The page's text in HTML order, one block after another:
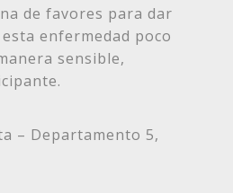
de favores para dar
enfermedad poco
sensible,
– Departamento 5,